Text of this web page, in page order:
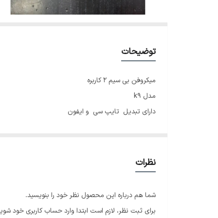
توضیحات
میکروفن بی سیم ۲ کاربره
مدل k9
دارای تبدیل تایپ سی و ایفون
نظرات
شما هم درباره این محصول نظر خود را بنویسید.
برای ثبت نظر، لازم است ابتدا وارد حساب کاربری خود